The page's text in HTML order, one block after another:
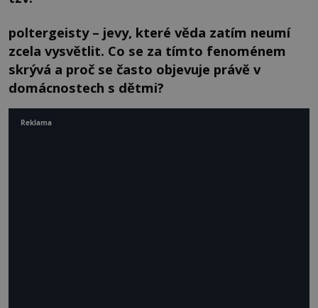
poltergeisty – jevy, které věda zatím neumí
zcela vysvětlit. Co se za tímto fenoménem
skrývá a proč se často objevuje právě v
domácnostech s dětmi?
Reklama